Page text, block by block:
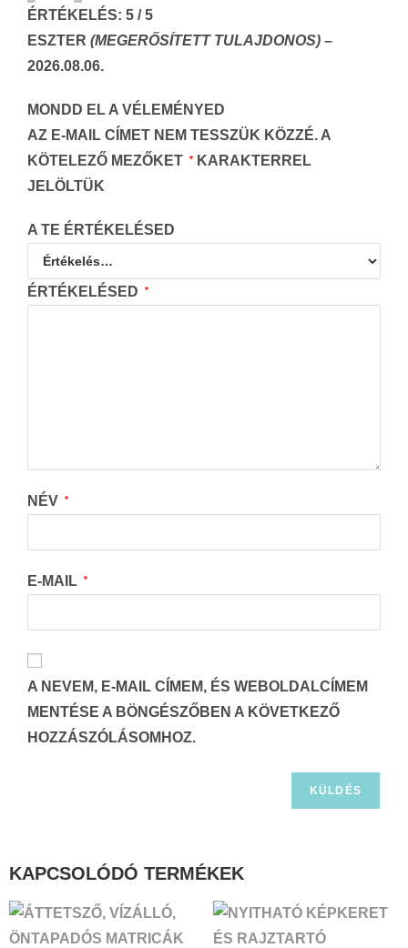
ÉRTÉKELÉS: 5 / 5
ESZTER (MEGERŐSÍTETT TULAJDONOS) –
2026.08.06.
MONDD EL A VÉLEMÉNYED
AZ E-MAIL CÍMET NEM TESSZÜK KÖZZÉ. A
KÖTELEZŐ MEZŐKET
*
KARAKTERREL
JELÖLTÜK
A TE ÉRTÉKELÉSED
ÉRTÉKELÉSED *
NÉV *
E-MAIL *
A NEVEM, E-MAIL CÍMEM, ÉS WEBOLDALCÍMEM
MENTÉSE A BÖNGÉSZŐBEN A KÖVETKEZŐ
HOZZÁSZÓLÁSOMHOZ.
KAPCSOLÓDÓ TERMÉKEK